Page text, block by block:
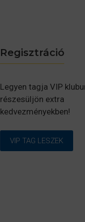
Regisztráció
Legyen tagja VIP
részesüljön extra
kedvezményekben!
VIP TAG LESZEK